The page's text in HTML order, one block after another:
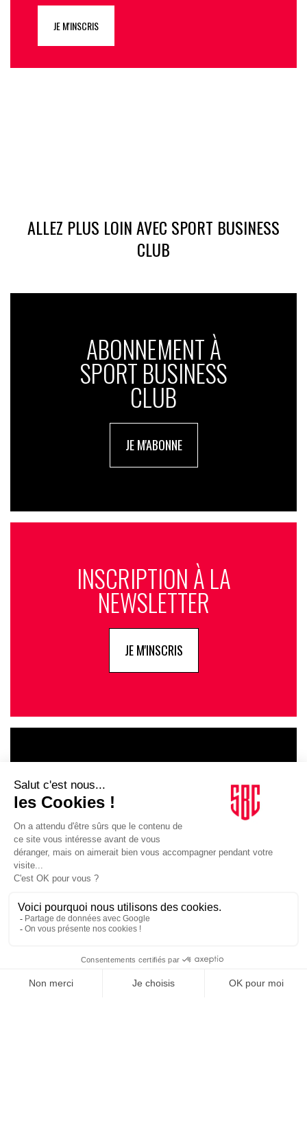
JE M'INSCRIS
ALLEZ PLUS LOIN AVEC SPORT BUSINESS
CLUB
ABONNEMENT À
SPORT BUSINESS
CLUB
JE M'ABONNE
INSCRIPTION À LA
NEWSLETTER
JE M'INSCRIS
INFLUENCIA
JE DÉCOUVRE LE GROUPE
SUIVEZ-NOUS